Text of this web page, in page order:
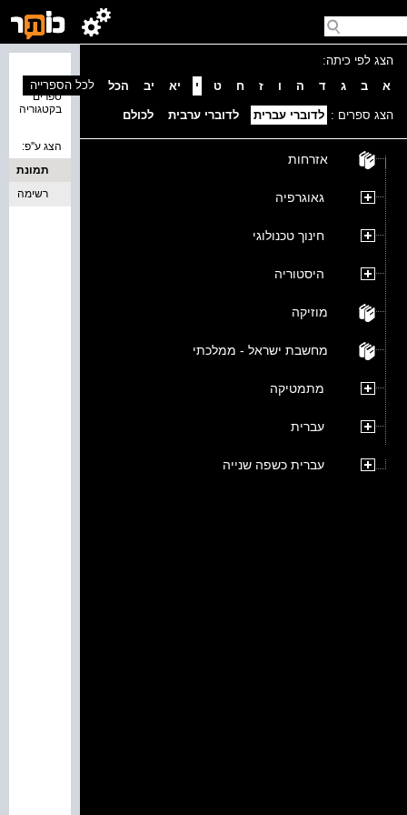
הצג לפי כיתה:
א
ב ג ד ה ו ז ח ט י יא יב הכל
הצג ספרים : לדוברי עברית לדוברי ערבית לכולם
אזרחות
גאוגרפיה
חינוך טכנולוגי
היסטוריה
מוזיקה
מחשבת ישראל - ממלכתי
מתמטיקה
עברית
עברית כשפה שנייה
ספרים
בקטגוריה
לכל הספרייה
הצג ע''פ:
תמונת
כריכה
רשימה